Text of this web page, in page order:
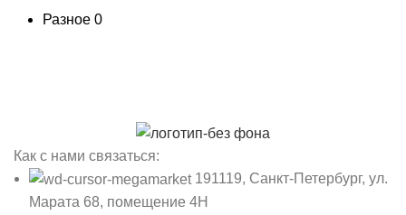
Разное 0
Как с нами связаться:
191119, Санкт-Петербург, ул.
Марата 68, помещение 4Н